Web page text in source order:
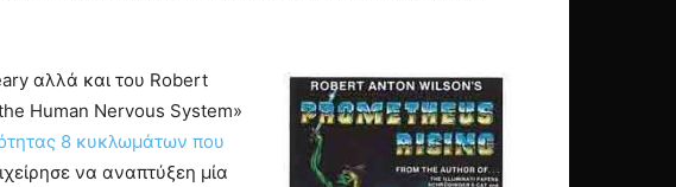
αλλά και του Robert
Human Nervous System»
8 κυκλωμάτων που
να αναπτύξεη μία